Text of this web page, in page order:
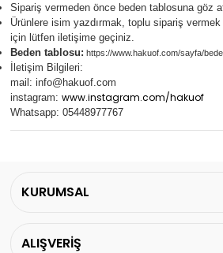
Sipariş vermeden önce beden tablosuna göz
Ürünlere isim yazdırmak, toplu sipariş
için lütfen iletişime geçiniz.
Beden tablosu: https://www.hakuof.com/sayfa/
İletişim Bilgileri:
mail: info@hakuof.com
instagram: www.instagram.com/hakuof
Whatsapp: 05448977767
KURUMSAL
ALIŞVERİŞ